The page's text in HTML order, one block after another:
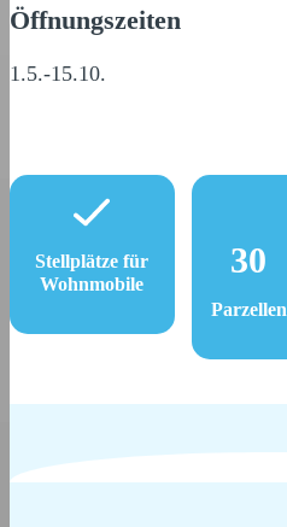
Öffnungszeiten
1.5.-15.10.
Stellplätze für
Wohnmobile
30
Parzellen